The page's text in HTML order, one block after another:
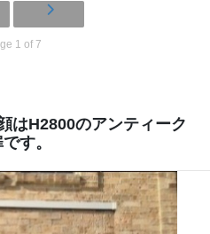
1 of 7
はH2800のアンティーク
す。